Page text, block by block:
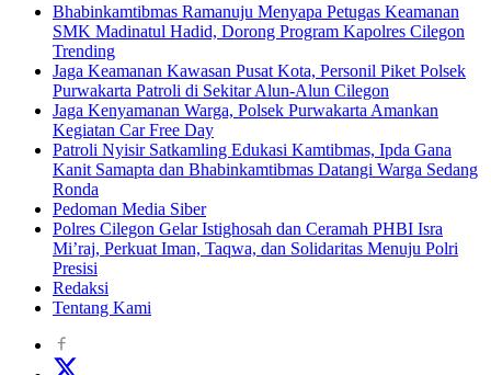
Bhabinkamtibmas Ramanuju Menyapa Petugas Keamanan
SMK Madinatul Hadid, Dorong Program Kapolres Cilegon
Trending
Jaga Keamanan Kawasan Pusat Kota, Personil Piket Polsek
Purwakarta Patroli di Sekitar Alun-Alun Cilegon
Jaga Kenyamanan Warga, Polsek Purwakarta Amankan
Kegiatan Car Free Day
Patroli Nyisir Satkamling Edukasi Kamtibmas, Ipda Gana
Kanit Samapta dan Bhabinkamtibmas Datangi Warga Sedang
Ronda
Pedoman Media Siber
Polres Cilegon Gelar Istighosah dan Ceramah PHBI Isra
Mi’raj, Perkuat Iman, Taqwa, dan Solidaritas Menuju Polri
Presisi
Redaksi
Tentang Kami